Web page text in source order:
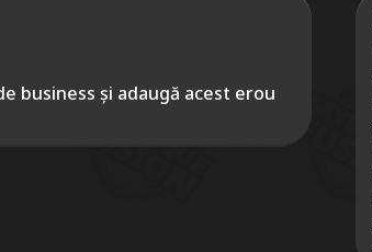
business și adaugă acest erou